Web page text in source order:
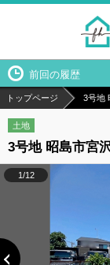
前回の履歴
トップページ 3号地
土地
3号地 昭島市宮
1/12